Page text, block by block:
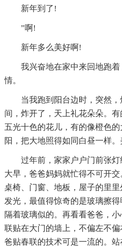
新年到了!
”啊!
新年多么美好啊!
我兴奋地在家中来回地跑着
情。
当我跑到阳台边时，突然，
间，炸开了，天上礼花朵朵。
五光十色的花儿，有的像橙色
阳，把大地照得如同白昼一样
过年前，家家户户门前张灯
大早，爸爸妈妈就忙得不可开
桌椅、门窗、地板，屋子的里
发光，最值得惊奇的是玻璃擦
隔着玻璃似的。再看看爸爸，
联贴在大门的墙上，不偏左不
爸贴春联的技术可是一流的。